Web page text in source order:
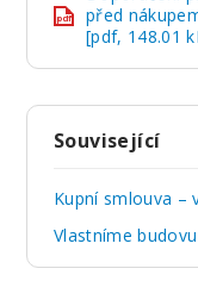
pdf
před
[pdf, 148.01
Související
Kupní smlouva –
Vlastníme budovu